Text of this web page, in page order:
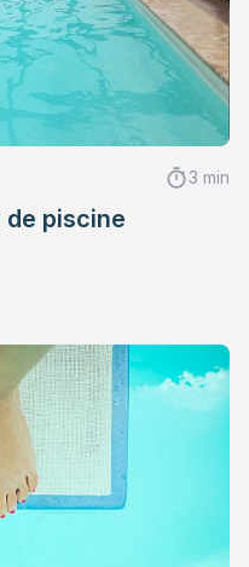
3 min
de piscine